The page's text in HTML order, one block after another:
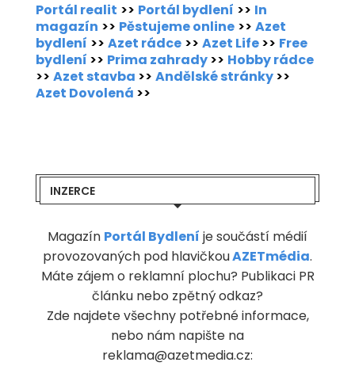
Portál realit >> Portál bydlení >> In
magazín >> Pěstujeme online >> Azet
bydlení >> Azet rádce >> Azet Life>> Free
bydlení >> Prima zahrady>> Hobby rádce
>> Azet stavba >> Andělské stránky>>
Azet Dovolená >>
INZERCE
Magazín Portál Bydlení je součástí médií
provozovaných pod hlavičkouAZETmédia.
Máte zájem o reklamní plochu? Publikaci PR
článku nebo zpětný odkaz?
Zde najdete všechny potřebné informace,
nebo nám napište na
reklama@azetmedia.cz: